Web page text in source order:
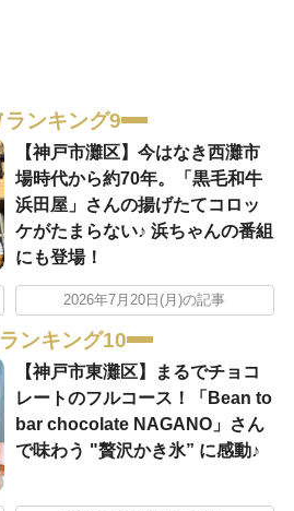
ランキング9
【神戸市灘区】今はなき西灘市
場時代から約70年。「黒毛和牛
浜田屋」さんの揚げたてコロッ
ケがたまらない♪ 浜ちゃんの番組
にも登場！
2026年7月20日(月)の記事
ランキング10
【神戸市東灘区】まるでチョコ
レートのフルコース！「Bean to
bar chocolate NAGANO」さん
で味わう "贅沢かき氷” に感動♪